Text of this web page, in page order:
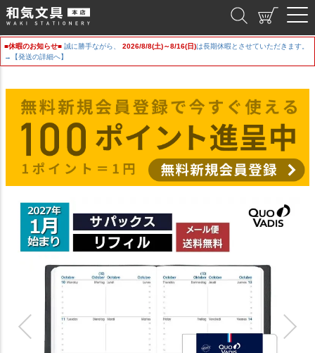
■休暇のお知らせ■ 誠に勝手ながら、 2026/8/8(土)～8/16(日)は長期休暇とさせていただきます。
→【発送の詳細へ】